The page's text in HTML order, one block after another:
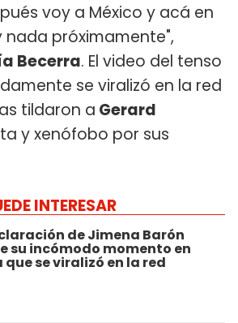
voy a México y acá en
nada próximamente",
Becerra. El video del tenso
se viralizó en la red
tildaron a Gerard
y xenófobo por sus
INTERESAR
de Jimena Barón
su incómodo momento en
que se viralizó en la red